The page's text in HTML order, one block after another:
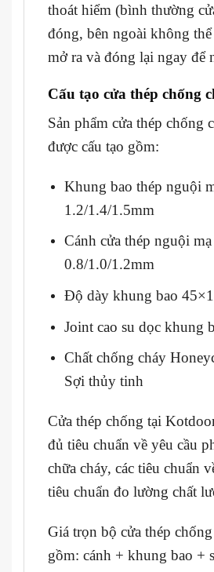
thoát hiểm (bình thường
đóng, bên ngoài không thể
mở ra và đóng lại ngay để
Cấu tạo cửa thép chống
Sản phẩm cửa thép chống
được cấu tạo gồm:
Khung bao thép nguội
1.2/1.4/1.5mm
Cánh cửa thép nguội
0.8/1.0/1.2mm
Độ dày khung bao
Joint cao su dọc khung
Chất chống cháy
Sợi thủy tinh
Cửa thép chống tại
đủ tiêu chuẩn về yêu cầu
chữa cháy, các tiêu chuẩn
tiêu chuẩn đo lường chất
Giá trọn bộ cửa thép
gồm: cánh + khung bao +